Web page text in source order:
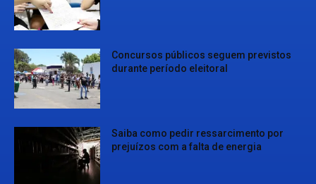
Concursos públicos seguem previstos
durante período eleitoral
Saiba como pedir ressarcimento por
prejuízos com a falta de energia